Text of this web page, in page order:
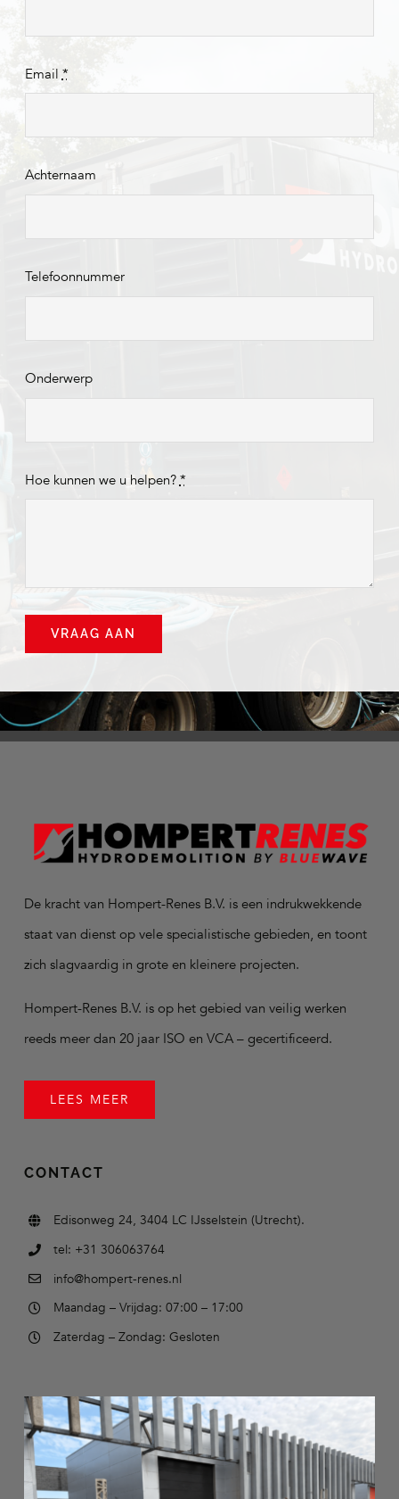
Email *
Achternaam
Telefoonnummer
Onderwerp
Hoe kunnen we u helpen? *
VRAAG AAN
De kracht van Hompert-Renes B.V. is een indrukwekkende
staat van dienst op vele specialistische gebieden, en toont
zich slagvaardig in grote en kleinere projecten.
Hompert-Renes B.V. is op het gebied van veilig werken
reeds meer dan 20 jaar ISO en VCA – gecertificeerd.
LEES MEER
CONTACT
Edisonweg 24, 3404 LC IJsselstein (Utrecht).
tel: +31 306063764
info@hompert-renes.nl
Maandag – Vrijdag: 07:00 – 17:00
Zaterdag – Zondag: Gesloten